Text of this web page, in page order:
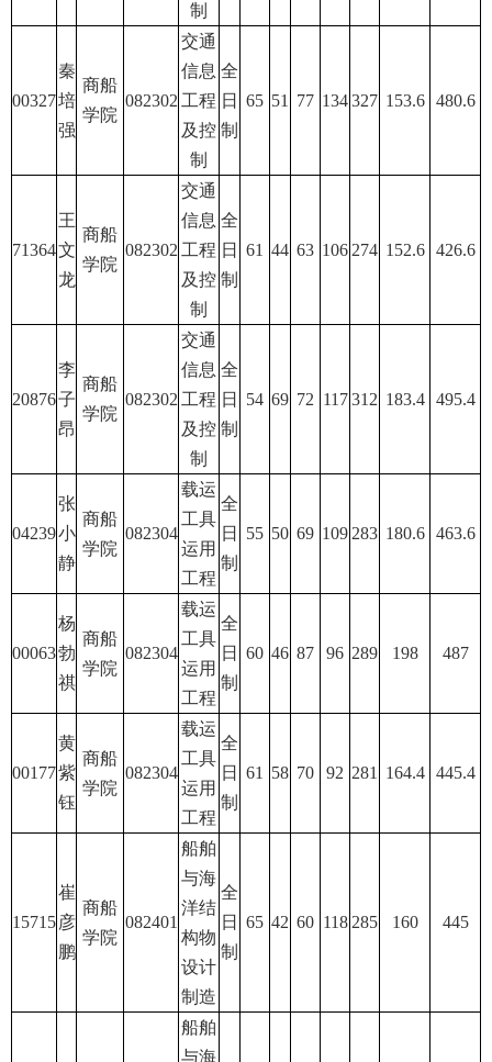
制
00327
秦
培
强
商船
学院
082302
交通
信息
工程
及控
制
全
日
制
65 51 77 134327 153.6 480.6
71364
王
文
龙
商船
学院
082302
交通
信息
工程
及控
制
全
日
制
61 44 63 106 274 152.6 426.6
20876
李
子
昂
商船
学院
082302
交通
信息
工程
及控
制
全
日
制
54 69 72 117 312 183.4 495.4
04239
张
小
静
商船
学院
082304
载运
工具
运用
工程
全
日
制
55 50 69 109 283 180.6 463.6
00063
杨
勃
祺
商船
学院
082304
载运
工具
运用
工程
全
日
制
60 46 87 96 289 198 487
00177
黄
紫
钰
商船
学院
082304
载运
工具
运用
工程
全
日
制
61 58 70 92 281 164.4 445.4
15715
崔
彦
鹏
商船
学院
082401
船舶
与海
洋结
构物
设计
制造
全
日
制
65 42 60 118 285 160 445
船舶
与海